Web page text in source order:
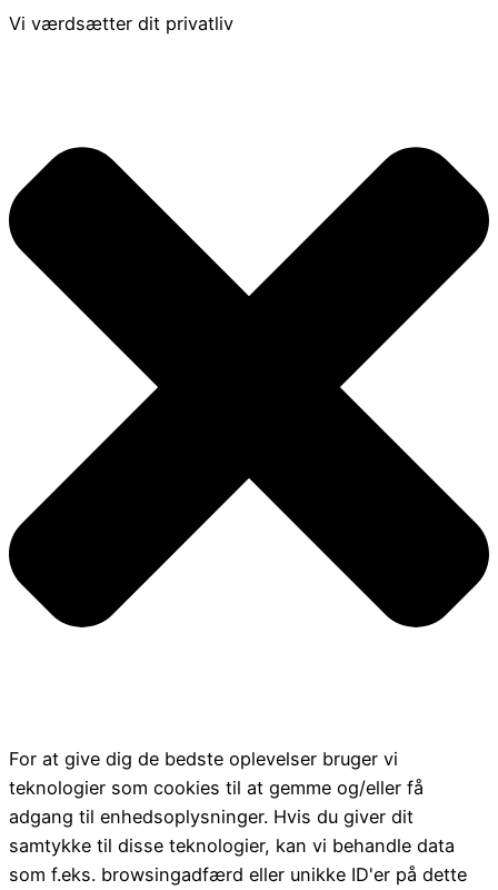
Vi værdsætter dit privatliv
For at give dig de bedste oplevelser bruger vi
teknologier som cookies til at gemme og/eller få
adgang til enhedsoplysninger. Hvis du giver dit
samtykke til disse teknologier, kan vi behandle data
som f.eks. browsingadfærd eller unikke ID'er på dette